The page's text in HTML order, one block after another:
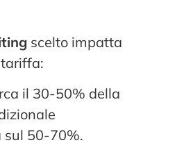
scelto impatta
il 30-50% della
sul 50-70%.